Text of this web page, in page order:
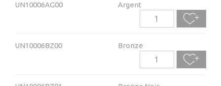
UN10006AG00 Argent
UN10006BZ00 Bronze